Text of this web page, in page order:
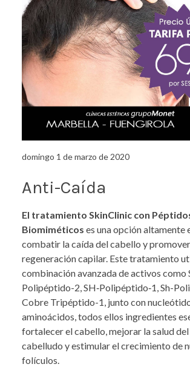
domingo 1 de marzo de 2020
Anti-Caída
El tratamiento SkinClinic con
Biomiméticos es una opción altamente
combatir la caída del cabello y
regeneración capilar. Este tratamiento
combinación avanzada de activos como
Polipéptido-2, SH‐Polipéptido‐1, Sh-
Cobre Tripéptido-1, junto con
aminoácidos, todos ellos ingredientes
fortalecer el cabello, mejorar la salud
cabelludo y estimular el crecimiento de
folículos.